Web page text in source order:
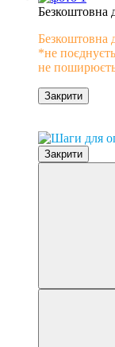
Безкоштовна
Безкоштовна
*не
не
Закрити
Закрити